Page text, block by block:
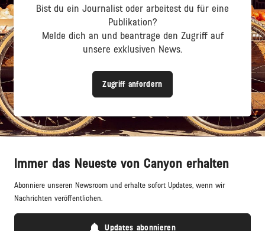
Bist du ein Journalist oder arbeitest du für eine
Publikation?
Melde dich an und beantrage den Zugriff auf
unsere exklusiven News.
Zugriff anfordern
Immer das Neueste von Canyon erhalten
Abonniere unseren Newsroom und erhalte sofort Updates, wenn wir
Nachrichten veröffentlichen.
Updates abonnieren